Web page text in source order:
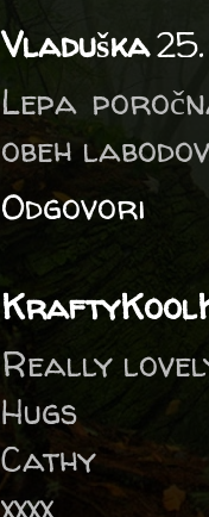
Vladuška
Lepa
obeh
Odgovori
Really
Hugs
Cathy
xxxx